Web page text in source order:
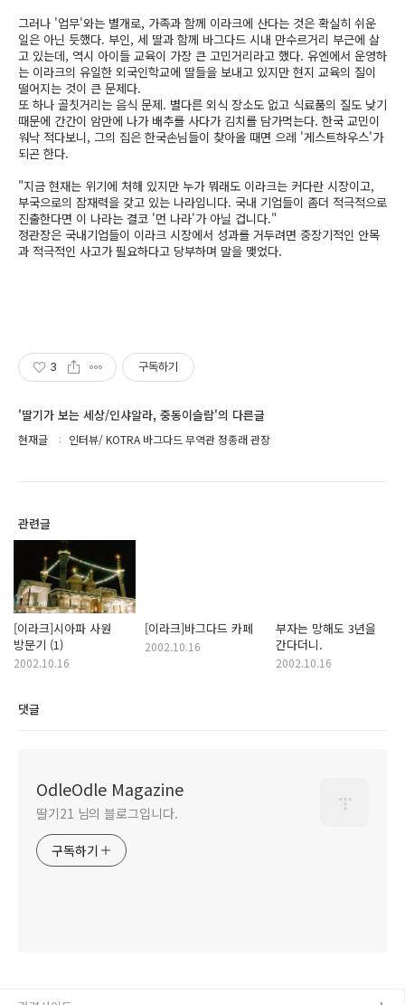
그러나 '업무'와는 별개로, 가족과 함께 이라크에 산다는 것은 확실히 쉬운
일은 아닌 듯했다. 부인, 세 딸과 함께 바그다드 시내 만수르거리 부근에 살
고 있는데, 역시 아이들 교육이 가장 큰 고민거리라고 했다. 유엔에서 운영하
는 이라크의 유일한 외국인학교에 딸들을 보내고 있지만 현지 교육의 질이
떨어지는 것이 큰 문제다.
또 하나 골칫거리는 음식 문제. 별다른 외식 장소도 없고 식료품의 질도 낮기
때문에 간간이 암만에 나가 배추를 사다가 김치를 담가먹는다. 한국 교민이
워낙 적다보니, 그의 집은 한국손님들이 찾아올 때면 으레 '게스트하우스'가
되곤 한다.
"지금 현재는 위기에 처해 있지만 누가 뭐래도 이라크는 커다란 시장이고,
부국으로의 잠재력을 갖고 있는 나라입니다. 국내 기업들이 좀더 적극적으로
진출한다면 이 나라는 결코 '먼 나라'가 아닐 겁니다."
정관장은 국내기업들이 이라크 시장에서 성과를 거두려면 중장기적인 안목
과 적극적인 사고가 필요하다고 당부하며 말을 맺었다.
3 구독하기
'딸기가 보는 세상/인샤알라, 중동이슬람'의 다른글
현재글 인터뷰/ KOTRA 바그다드 무역관 정종래 관장
관련글
[이라크]시아파 사원
방문기 (1)
2002.10.16
[이라크]바그다드 카페
2002.10.16
부자는 망해도 3년을
간다더니.
2002.10.16
댓글
OdleOdle Magazine
딸기21 님의 블로그입니다.
구독하기